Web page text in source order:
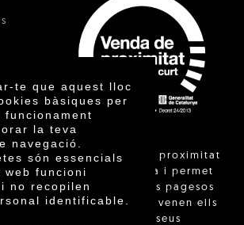
te que aquest lloc
bàsiques per
la teva
navegació.
són essencials
funcioni
no recopilen
identificable.
"La venda de proximitat
està regulada i permet
identificar els pagesos
catalans que venen ells
mateixos els seus